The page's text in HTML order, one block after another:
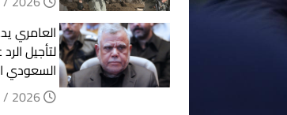
العامري
لتأجيل
السعودي